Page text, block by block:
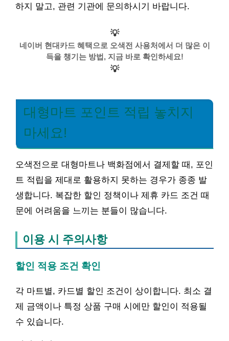
하지 말고, 관련 기관에 문의하시기 바랍니다.
💡
네이버 현대카드 혜택으로 오색전 사용처에서 더 많은 이
득을 챙기는 방법, 지금 바로 확인하세요!
💡
대형마트 포인트 적립 놓치지
마세요!
오색전으로 대형마트나 백화점에서 결제할 때, 포인
트 적립을 제대로 활용하지 못하는 경우가 종종 발
생합니다. 복잡한 할인 정책이나 제휴 카드 조건 때
문에 어려움을 느끼는 분들이 많습니다.
이용 시 주의사항
할인 적용 조건 확인
각 마트별, 카드별 할인 조건이 상이합니다. 최소 결
제 금액이나 특정 상품 구매 시에만 할인이 적용될
수 있습니다.